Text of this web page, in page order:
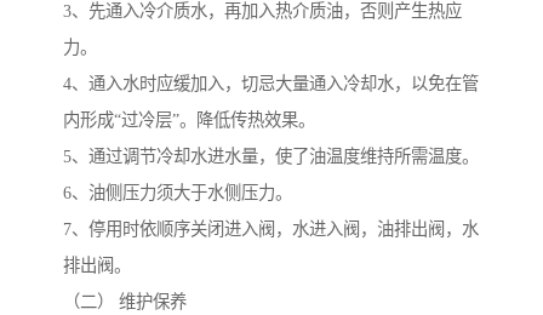
3、先通入冷介质水，再加入热介质油，否则产生热应
力。
4、通入水时应缓加入，切忌大量通入冷却水，以免在管
内形成“过冷层”。降低传热效果。
5、通过调节冷却水进水量，使了油温度维持所需温度。
6、油侧压力须大于水侧压力。
7、停用时依顺序关闭进入阀，水进入阀，油排出阀，水
排出阀。
（二） 维护保养